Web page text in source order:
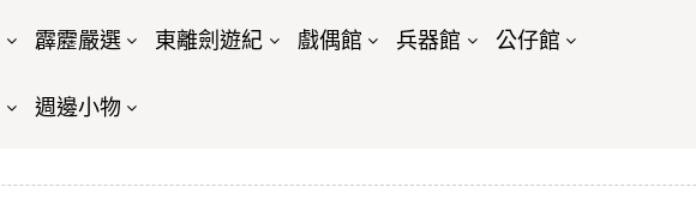
霹靂嚴選 東離劍遊紀 戲偶館 兵器館 公仔館
週邊小物